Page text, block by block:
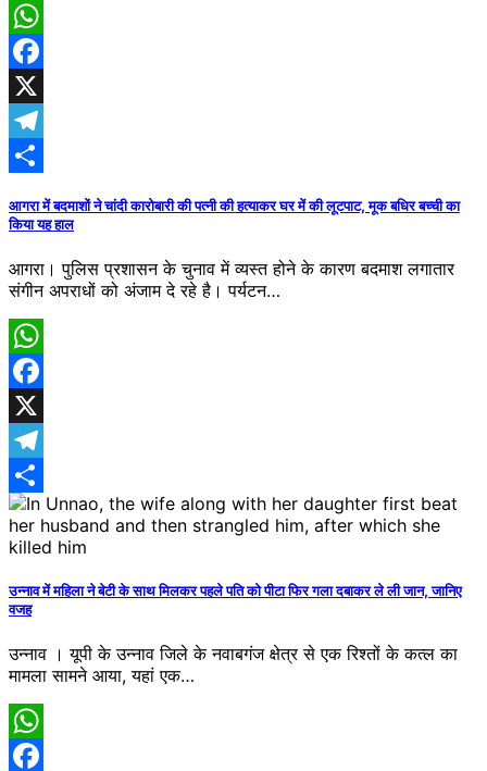
WhatsApp
Facebook
X
Telegram
आगरा में बदमाशों ने चांदी कारोबारी की पत्नी की हत्याकर घर में की लूटपाट, मूक बधिर बच्ची का​
किया यह हाल
आगरा। पुलिस प्रशासन के चुनाव में व्यस्त होने के कारण बदमाश लगातार
संगीन अपराधों को अंजाम दे रहे है। पर्यटन…
WhatsApp
Facebook
X
Telegram
Share
उन्नाव में महिला ने बेटी के साथ मिलकर पहले पति को पीटा फिर गला दबाकर ले ली जान, जानिए
वजह
उन्नाव । यूपी के उन्नाव जिले के नवाबगंज क्षेत्र से एक ​रिश्तों के कत्ल का
मामला सामने आया, यहां एक…
WhatsApp